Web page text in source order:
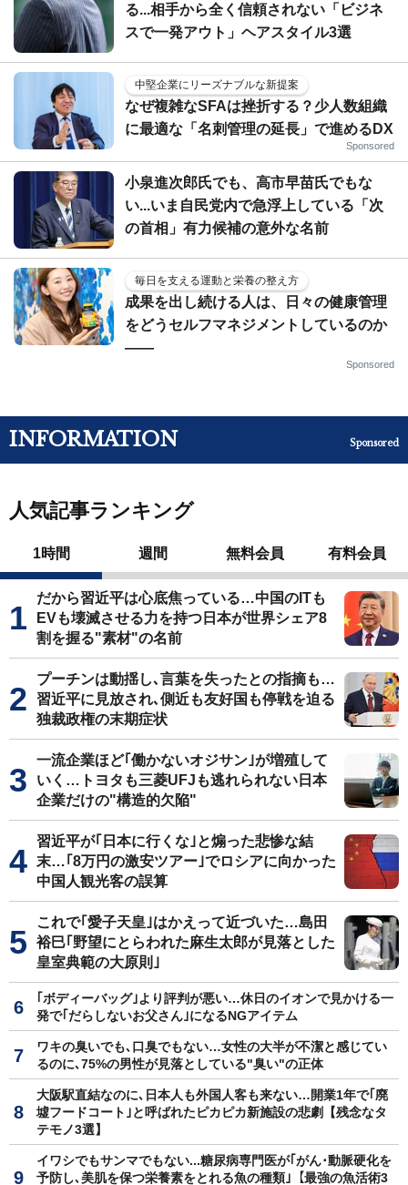
る...相手から全く信頼されない「ビジネ
スで一発アウト」ヘアスタイル3選
中堅企業にリーズナブルな新提案
なぜ複雑なSFAは挫折する？少人数組織
に最適な「名刺管理の延長」で進めるDX
Sponsored
小泉進次郎氏でも、高市早苗氏でもな
い...いま自民党内で急浮上している「次
の首相」有力候補の意外な名前
毎日を支える運動と栄養の整え方
成果を出し続ける人は、日々の健康管理
をどうセルフマネジメントしているのか
——
Sponsored
INFORMATION Sponsored
人気記事ランキング
1時間 週間 無料会員 有料会員
だから習近平は心底焦っている…中国のITも
EVも壊滅させる力を持つ日本が世界シェア8
割を握る"素材"の名前
プーチンは動揺し､言葉を失ったとの指摘も…
習近平に見放され､側近も友好国も停戦を迫る
独裁政権の末期症状
一流企業ほど｢働かないオジサン｣が増殖して
いく…トヨタも三菱UFJも逃れられない日本
企業だけの"構造的欠陥"
習近平が｢日本に行くな｣と煽った悲惨な結
末…｢8万円の激安ツアー｣でロシアに向かった
中国人観光客の誤算
これで｢愛子天皇｣はかえって近づいた…島田
裕巳｢野望にとらわれた麻生太郎が見落とした
皇室典範の大原則｣
｢ボディーバッグ｣より評判が悪い…休日のイオンで見かける一
発で｢だらしないお父さん｣になるNGアイテム
ワキの臭いでも､口臭でもない…女性の大半が不潔と感じてい
るのに､75%の男性が見落としている"臭い"の正体
大阪駅直結なのに､日本人も外国人客も来ない…開業1年で｢廃
墟フードコート｣と呼ばれたピカピカ新施設の悲劇【残念なタ
テモノ3選】
イワシでもサンマでもない...糖尿病専門医が｢がん･動脈硬化を
予防し､美肌を保つ栄養素をとれる魚の種類｣【最強の魚活術3